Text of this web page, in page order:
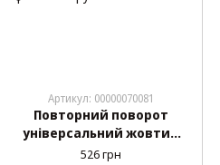
Артикул: 00000070081
Повторний поворот
універсальний жовтий
димчатий (2 патрони під
526 грн